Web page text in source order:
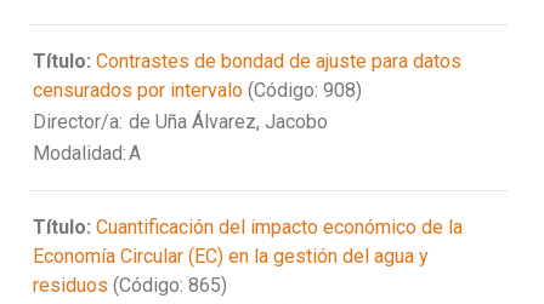
Título: Contrastes de bondad de ajuste para datos
censurados por intervalo (Código: 908)
Director/a: de Uña Álvarez, Jacobo
Modalidad:A
Título: Cuantificación del impacto económico de la
Economía Circular (EC) en la gestión del agua y
residuos (Código: 865)